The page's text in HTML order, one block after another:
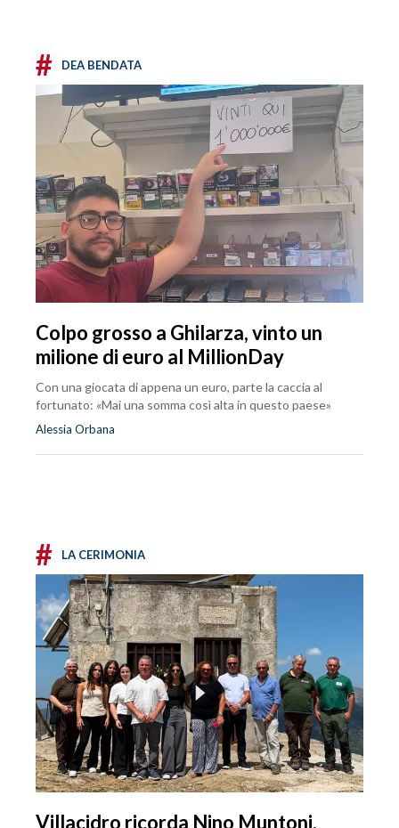
# DEA BENDATA
Colpo grosso a Ghilarza, vinto un
milione di euro al MillionDay
Con una giocata di appena un euro, parte la caccia al
fortunato: «Mai una somma così alta in questo paese»
Alessia Orbana
# LA CERIMONIA
Villacidro ricorda Nino Muntoni,